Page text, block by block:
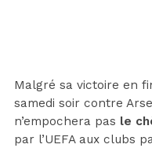
Malgré sa victoire en
samedi soir contre
n’empochera pas le
par l’UEFA aux clubs